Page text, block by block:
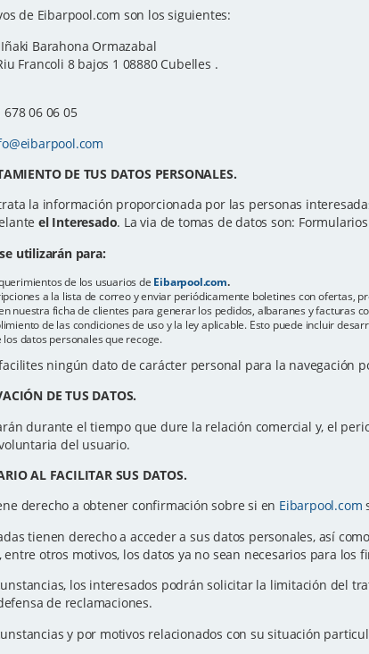
de Eibarpool.com son los siguientes:
Barahona Ormazabal
Francoli 8 bajos 1 08880 Cubelles .
06 06 05
DE TUS DATOS PERSONALES.
la información proporcionada por las personas
el Interesado. La via de tomas de datos son:
utilizarán para:
de los usuarios de Eibarpool.com.
a la lista de correo y enviar periódicamente boletines con ofertas,
nuestra ficha de clientes para generar los pedidos, albaranes y facturas
de las condiciones de uso y la ley aplicable. Esto puede incluir
datos personales que recoge.
ningún dato de carácter personal para la navegación
DE TUS DATOS.
durante el tiempo que dure la relación comercial y, el
del usuario.
AL FACILITAR SUS DATOS.
derecho a obtener confirmación sobre si en Eibarpool.com
tienen derecho a acceder a sus datos personales, así
otros motivos, los datos ya no sean necesarios para los
los interesados podrán solicitar la limitación del
de reclamaciones.
y por motivos relacionados con su situación